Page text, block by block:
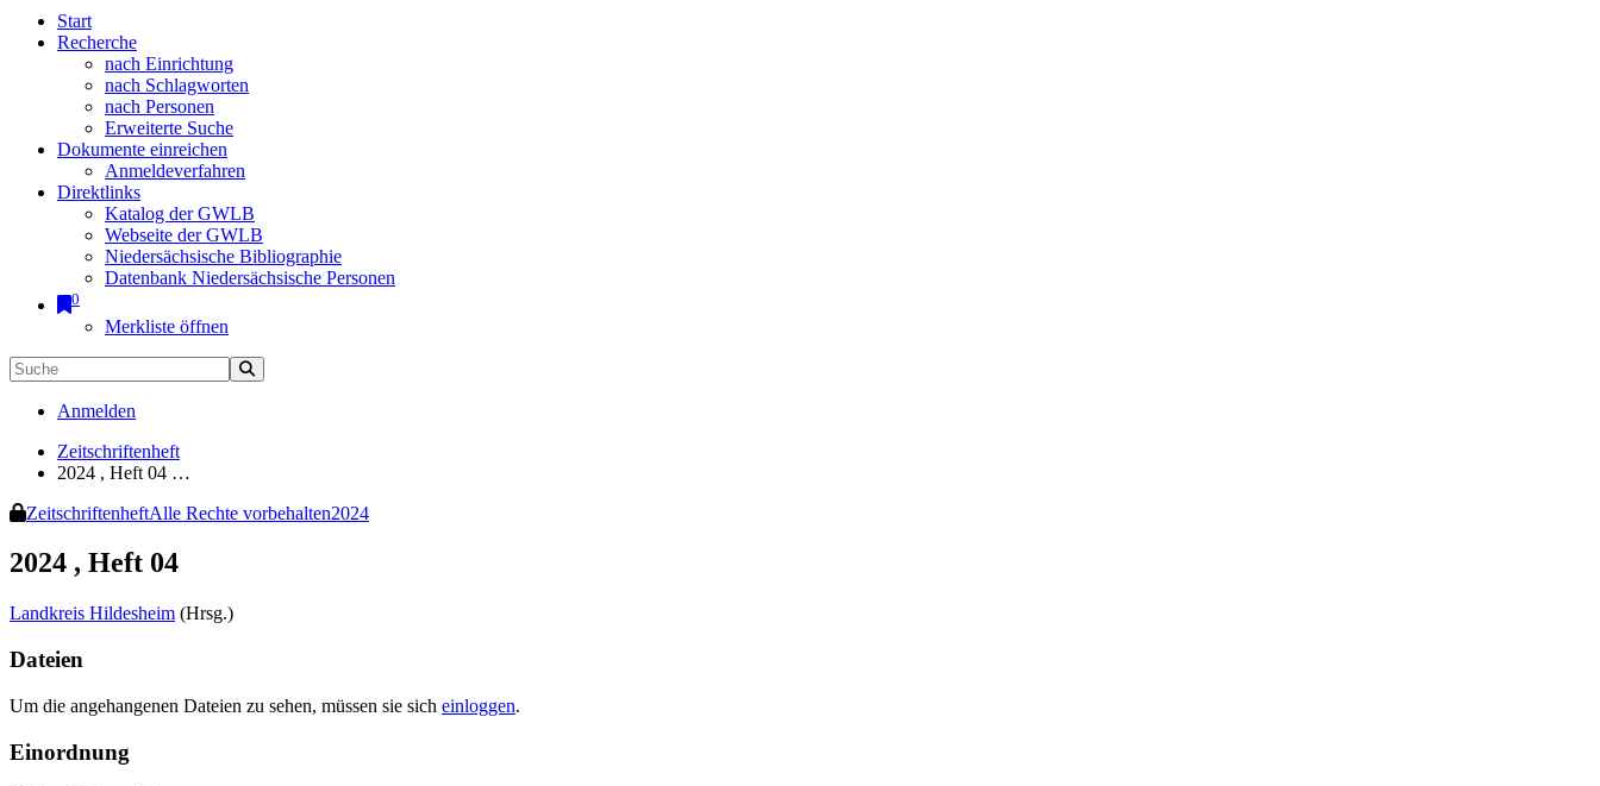
Start
Recherche
nach Einrichtung
nach Schlagworten
nach Personen
Erweiterte Suche
Dokumente einreichen
Anmeldeverfahren
Direktlinks
Katalog der GWLB
Webseite der GWLB
Niedersächsische Bibliographie
Datenbank Niedersächsische Personen
0
Merkliste öffnen
Anmelden
Zeitschriftenheft
2024 , Heft 04 …
ZeitschriftenheftAlle Rechte vorbehalten2024
2024 , Heft 04
Landkreis Hildesheim (Hrsg.)
Dateien
Um die angehangenen Dateien zu sehen, müssen sie sich einloggen.
Einordnung